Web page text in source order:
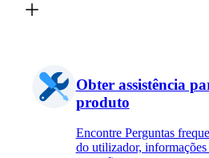
Obter assistência
produto
Encontre Perguntas
do utilizador, informações